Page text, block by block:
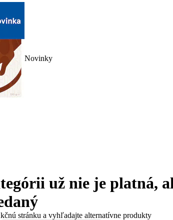
Novinky
už nie je platná,
stránku a vyhľadajte alternatívne produkty